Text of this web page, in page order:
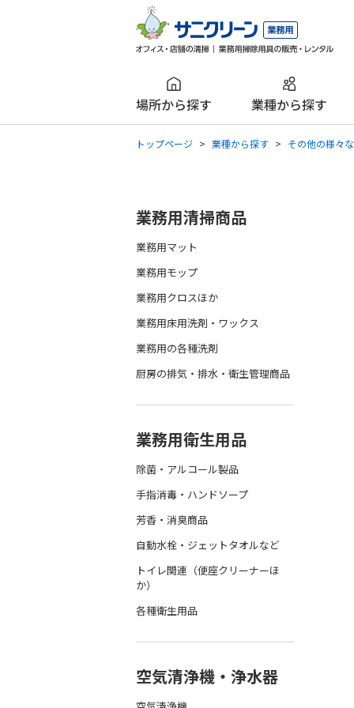
場所から探す 業種から探す
トップページ 業種から探す その他の様々
業務用清掃商品
業務用マット
業務用モップ
業務用クロスほか
業務用床用洗剤・ワックス
業務用の各種洗剤
厨房の排気・排水・衛生管理商品
業務用衛生用品
除菌・アルコール製品
手指消毒・ハンドソープ
芳香・消臭商品
自動水栓・ジェットタオルなど
トイレ関連（便座クリーナーほ
か）
各種衛生用品
空気清浄機・浄水器